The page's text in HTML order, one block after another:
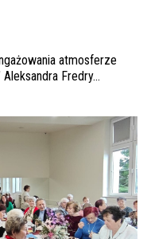
atmosferze
Fredry...